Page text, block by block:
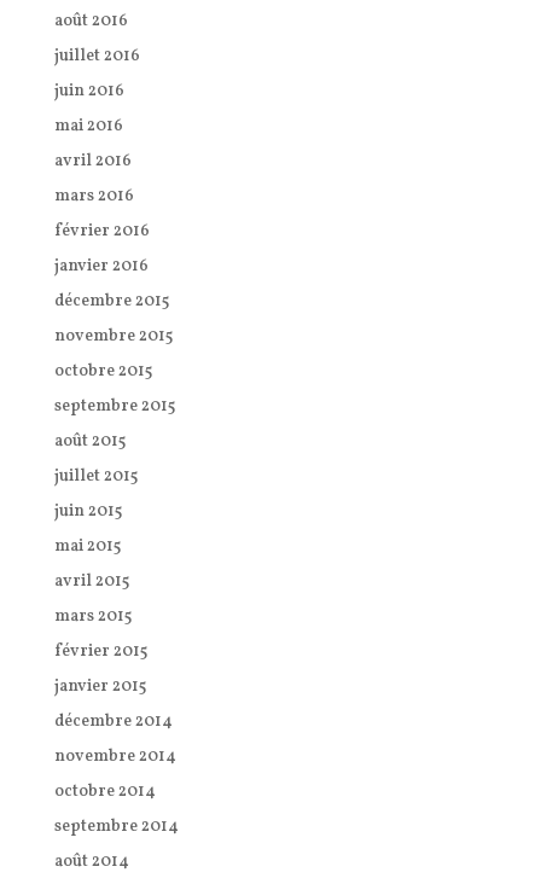
août 2016
juillet 2016
juin 2016
mai 2016
avril 2016
mars 2016
février 2016
janvier 2016
décembre 2015
novembre 2015
octobre 2015
septembre 2015
août 2015
juillet 2015
juin 2015
mai 2015
avril 2015
mars 2015
février 2015
janvier 2015
décembre 2014
novembre 2014
octobre 2014
septembre 2014
août 2014